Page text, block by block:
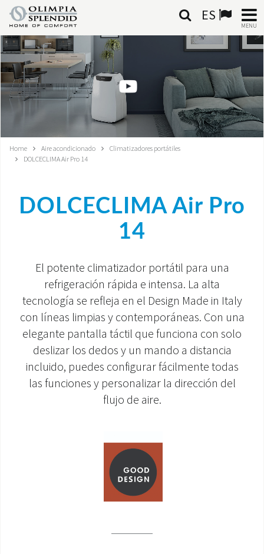
ES
MENU
ESPAÑOL
HOME
CALEFACCIÓN
SISTEMAS INTEGRADOS
ÁREA DE DESCARGA
Home Aire acondicionado
Climatizadores portátiles
DOLCECLIMA Air Pro 14
DOLCECLIMA Air Pro
14
El potente climatizador portátil para una
refrigeración rápida e intensa. La alta
tecnología se refleja en el Design Made in Italy
con líneas limpias y contemporáneas. Con una
elegante pantalla táctil que funciona con solo
deslizar los dedos y un mando a distancia
incluido, puedes configurar fácilmente todas
las funciones y personalizar la dirección del
flujo de aire.